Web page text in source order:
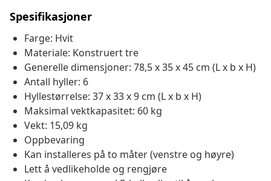
Spesifikasjoner
Farge: Hvit
Materiale: Konstruert tre
Generelle dimensjoner: 78,5 x 35 x 45 cm (L x b x H)
Antall hyller: 6
Hyllestørrelse: 37 x 33 x 9 cm (L x b x H)
Maksimal vektkapasitet: 60 kg
Vekt: 15,09 kg
Oppbevaring
Kan installeres på to måter (venstre og høyre)
Lett å vedlikeholde og rengjøre